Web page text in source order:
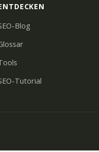
Blog
Tutorial